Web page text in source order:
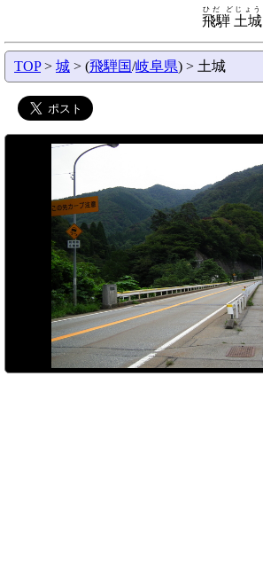
飛騨 土城
ひだ どじょう
TOP> 城 > (飛騨国/岐阜県) > 土城